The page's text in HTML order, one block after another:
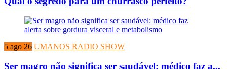
5 ago 26 UMANOS RADIO SHOW
Ser magro não significa ser saudável: médico faz a...